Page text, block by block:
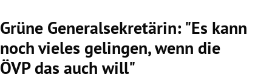
Untermenü
Untermenü
Grüne Generalsekretärin: "Es kann
noch vieles gelingen, wenn die
ÖVP das auch will"